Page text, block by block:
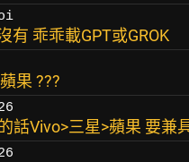
有 乖乖載GPT或GROK
果 ???
話Vivo>三星>蘋果 要兼